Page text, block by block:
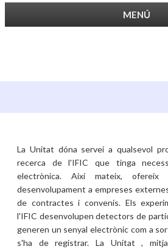
MENÚ
La Unitat dóna servei a qualsevol
recerca de l'IFIC que tinga
electrònica. Així mateix,
desenvolupament a empreses
de contractes i convenis. Els
l'IFIC desenvolupen detectors de
generen un senyal electrònic com a
s'ha de registrar. La Unitat ,